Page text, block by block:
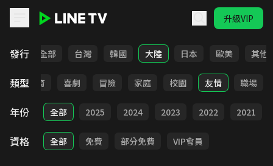
升級VIP
發行 全部 台灣 韓國 大陸 日本 歐美 其他
類型教育 喜劇 冒險 家庭 校園 友情 職場
年份 全部 2025 2024 2023 2022 2021
資格 全部 免費 部分免費 VIP會員